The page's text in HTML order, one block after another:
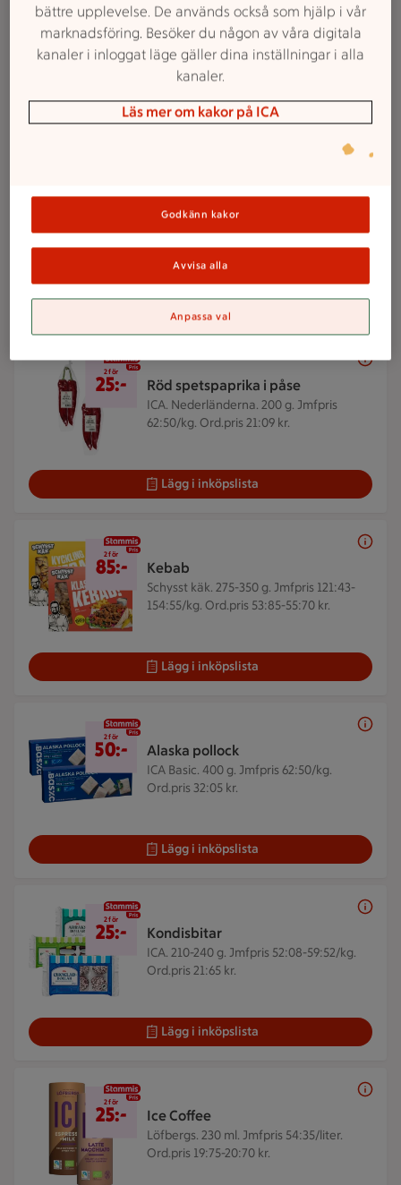
Pasta
ICA. 500 g.Jmfpris 16:67/kg. Ord.pris
12:65 kr.
3 för
25:-
Lägg i inköpslista
Ägg
ICA. 15-pack.Jmfpris 1:67/st. Ord.pris
25:-
Lägg i inköpslista
Röd spetspaprika i påse
ICA. Nederländerna. 200 g. Jmfpris
62:50/kg. Ord.pris 21:09 kr.
2 för 25 kr
2 för
25:-
Lägg i inköpslista
Kebab
Schysst käk. 275-350 g. Jmfpris 121:43-
154:55/kg. Ord.pris 53:85-55:70 kr.
2 för 85 kr
2 för
85:-
Lägg i inköpslista
Alaska pollock
ICA Basic. 400 g. Jmfpris 62:50/kg.
Ord.pris 32:05 kr.
2 för 50 kr
2 för
50:-
Lägg i inköpslista
Kondisbitar
ICA. 210-240 g. Jmfpris 52:08-59:52/kg.
Ord.pris 21:65 kr.
2 för 25 kr
2 för
25:-
Lägg i inköpslista
Ice Coffee
Löfbergs. 230 ml. Jmfpris 54:35/liter.
Ord.pris 19:75-20:70 kr.
2 för 25 kr
2 för
25:-
bättre upplevelse. De används också som hjälp i vår
marknadsföring. Besöker du någon av våra digitala
kanaler i inloggat läge gäller dina inställningar i alla
kanaler.
Läs mer om kakor på ICA
Godkänn kakor
Avvisa alla
Anpassa val